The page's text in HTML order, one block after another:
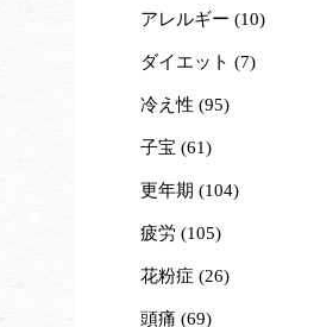
アレルギー (10)
ダイエット (7)
冷え性 (95)
子宝 (61)
更年期 (104)
疲労 (105)
花粉症 (26)
頭痛 (69)